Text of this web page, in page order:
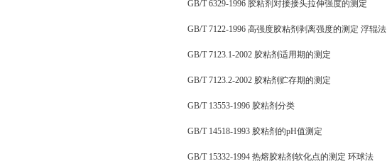
GB/T 6329-1996 胶粘剂对接接头拉伸强度的测定
GB/T 7122-1996 高强度胶粘剂剥离强度的测定 浮辊法
GB/T 7123.1-2002 胶粘剂适用期的测定
GB/T 7123.2-2002 胶粘剂贮存期的测定
GB/T 13553-1996 胶粘剂分类
GB/T 14518-1993 胶粘剂的pH值测定
GB/T 15332-1994 热熔胶粘剂软化点的测定 环球法